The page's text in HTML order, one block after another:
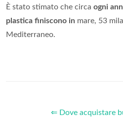
È stato stimato che circa ogni
plastica finiscono in mare, 53 mila
Mediterraneo.
⇐ Dove acquistare